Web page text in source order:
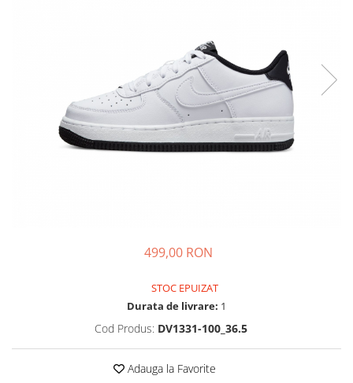
Pantaloni scurti Copii
Ingrijire incaltaminte
499,00 RON
STOC EPUIZAT
Durata de livrare: 1
Cod Produs: DV1331-100_36.5
Adauga la Favorite